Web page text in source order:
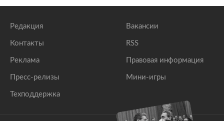
Редакция
Контакты
Реклама
Пресс-релизы
Техподдержка
Вакансии
RSS
Правовая информация
Мини-игры